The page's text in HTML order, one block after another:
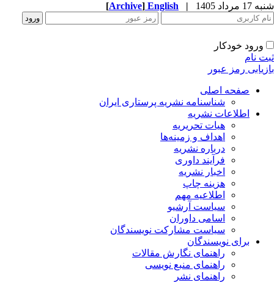
مرداد 1405 |
English
[Archive]
ورود خودکار
نام
رمز عبور
صفحه اصلی
شناسنامه نشریه پرستاری ایران
اطلاعات نشریه
هیات تحریریه
اهداف و زمینه‌ها
درباره نشریه
فرآیند داوری
اخبار نشریه
هزینه چاپ
اطلاعیه مهم
سیاست آرشیو
اسامی داوران
سیاست مشارکت نویسندگان
برای نویسندگان
راهنمای نگارش مقالات
راهنمای منبع نویسی
راهنمای نشر